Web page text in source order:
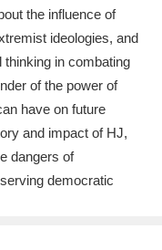
the influence of
ideologies, and
thinking in combating
of the power of
have on future
and impact of HJ,
dangers of
democratic